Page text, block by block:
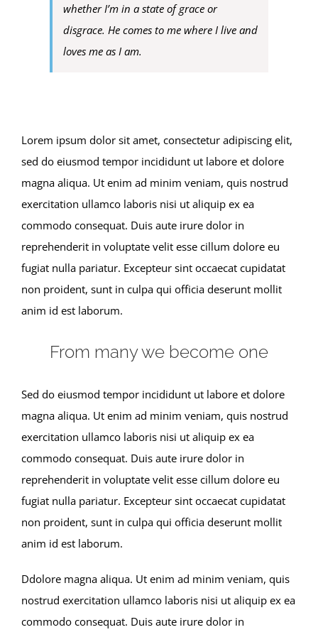
whether I’m in a state of grace or
disgrace. He comes to me where I live and
loves me as I am.
Lorem ipsum dolor sit amet, consectetur adipiscing elit,
sed do eiusmod tempor incididunt ut labore et dolore
magna aliqua. Ut enim ad minim veniam, quis nostrud
exercitation ullamco laboris nisi ut aliquip ex ea
commodo consequat. Duis aute irure dolor in
reprehenderit in voluptate velit esse cillum dolore eu
fugiat nulla pariatur. Excepteur sint occaecat cupidatat
non proident, sunt in culpa qui officia deserunt mollit
anim id est laborum.
From many we become one
Sed do eiusmod tempor incididunt ut labore et dolore
magna aliqua. Ut enim ad minim veniam, quis nostrud
exercitation ullamco laboris nisi ut aliquip ex ea
commodo consequat. Duis aute irure dolor in
reprehenderit in voluptate velit esse cillum dolore eu
fugiat nulla pariatur. Excepteur sint occaecat cupidatat
non proident, sunt in culpa qui officia deserunt mollit
anim id est laborum.
Ddolore magna aliqua. Ut enim ad minim veniam, quis
nostrud exercitation ullamco laboris nisi ut aliquip ex ea
commodo consequat. Duis aute irure dolor in